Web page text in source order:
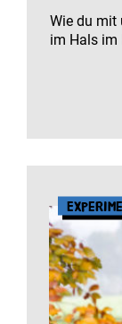
Wie du mit
im Hals im